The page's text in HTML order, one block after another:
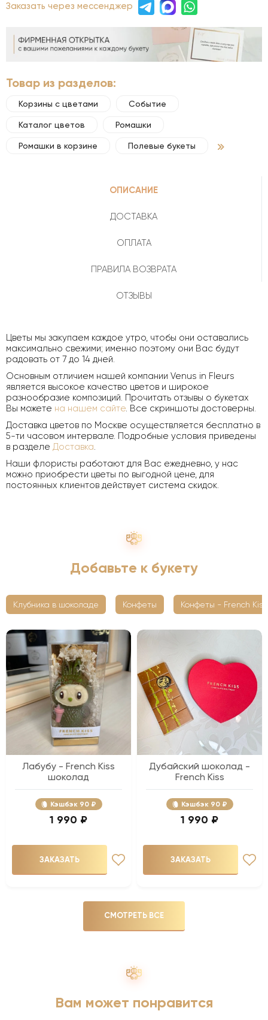
Заказать через мессенджер
Товар из разделов:
Корзины с цветами Событие
Каталог цветов Ромашки
Ромашки в корзине Полевые букеты
ОПИСАНИЕ
ДОСТАВКА
ОПЛАТА
ПРАВИЛА ВОЗВРАТА
ОТЗЫВЫ
Цветы мы закупаем каждое утро, чтобы они оставались
максимально свежими; именно поэтому они Вас будут
радовать от 7 до 14 дней.
Основным отличием нашей компании Venus in Fleurs
является высокое качество цветов и широкое
разнообразие композиций. Прочитать отзывы о букетах
Вы можете на нашем сайте. Все скриншоты достоверны.
Доставка цветов по Москве осуществляется бесплатно в
5-ти часовом интервале. Подробные условия приведены
в разделе Доставка.
Наши флористы работают для Вас ежедневно, у нас
можно приобрести цветы по выгодной цене, для
постоянных клиентов действует система скидок.
Добавьте к букету
Клубника в шоколаде Конфеты Конфеты - French Kiss
Лабубу - French Kiss
шоколад
Кэшбэк 90 ₽
1 990 ₽
ЗАКАЗАТЬ
Дубайский шоколад -
French Kiss
Кэшбэк 90 ₽
1 990 ₽
ЗАКАЗАТЬ
СМОТРЕТЬ ВСЕ
Вам может понравится